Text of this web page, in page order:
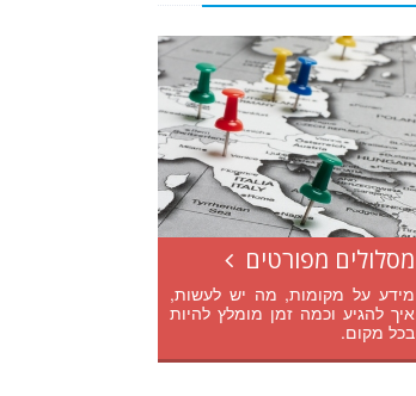
מסלולים מפורטים
מידע על מקומות, מה יש לעשות,
איך להגיע וכמה זמן מומלץ להיות
בכל מקום.